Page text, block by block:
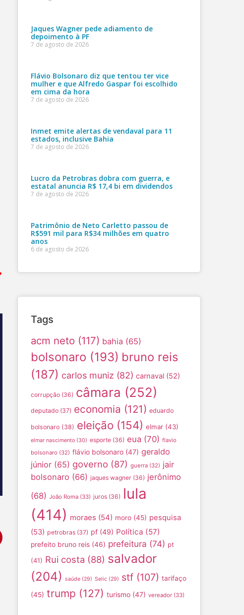
Jaques Wagner pede adiamento de
depoimento à PF
7 de agosto de 2026
Flávio Bolsonaro diz que tentou ter vice
mulher e que Alfredo Gaspar foi escolhido
em cima da hora
7 de agosto de 2026
Inmet emite alertas de vendaval para 11
estados, inclusive Bahia
7 de agosto de 2026
Lucro da Petrobras dobra com guerra, e
estatal anuncia R$ 17,4 bi em dividendos
7 de agosto de 2026
Patrimônio de Neto Carletto passou de
R$591 mil para R$34 milhões em quatro
anos
6 de agosto de 2026
Tags
acm neto (117) bahia (65)
bolsonaro (193) bruno reis
(187) carlos muniz (82) carnaval (52)
corrupção (36) câmara (252)
deputado (37) economia (121) eduardo
bolsonaro (38) eleição (154) elmar (43)
elmar nascimento (30) esporte (36) eua (70) flavio
bolsonaro (32) flávio bolsonaro (47) geraldo
júnior (65) governo (87) guerra (32) jair
bolsonaro (66) jaques wagner (36) jerônimo
(68) João Roma (33) juros (36) lula
(414) moraes (54) moro (45) pesquisa
(53) petrobras (37) pf (49) Política (57)
prefeito bruno reis (46) prefeitura (74) pt
(41) Rui costa (88) salvador
(204) saúde (29) Selic (29) stf (107) tarifaço
(45) trump (127) turismo (47) vereador (33)